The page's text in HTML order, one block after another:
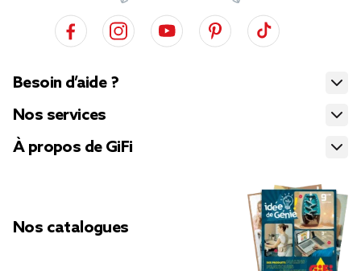
Besoin d’aide ?
Nos services
À propos de GiFi
Nos catalogues